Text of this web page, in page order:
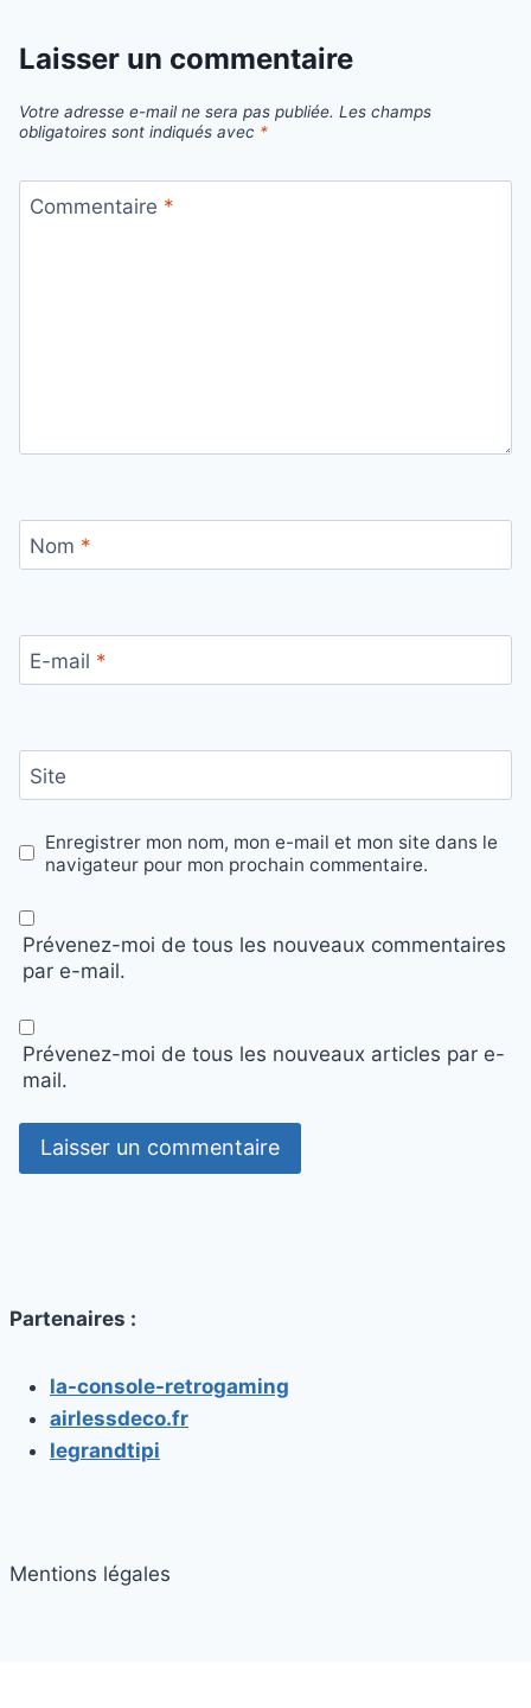
Laisser un commentaire
Votre adresse e-mail ne sera pas publiée. Les champs
obligatoires sont indiqués avec *
Commentaire *
Nom *
E-mail *
Site
Enregistrer mon nom, mon e-mail et mon site dans le
navigateur pour mon prochain commentaire.
Prévenez-moi de tous les nouveaux commentaires
par e-mail.
Prévenez-moi de tous les nouveaux articles par e-
mail.
Partenaires :
la-console-retrogaming
airlessdeco.fr
legrandtipi
Mentions légales